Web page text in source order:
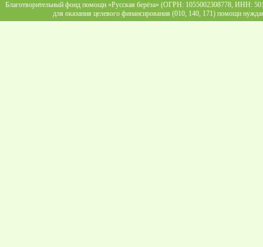
Благотворительный фонд помощи «Русская берёза» (ОГРН: 1055002308778, ИНН:
для оказания целевого финансирования (010, 140, 171) помощи